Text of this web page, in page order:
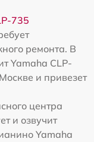
735
ремонта. В
Yamaha CLP-
и привезет
центра
и озвучит
Yamaha